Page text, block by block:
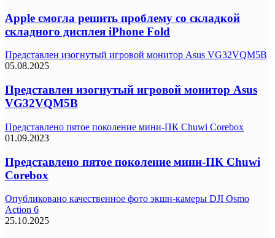
Apple смогла решить проблему со складкой
складного дисплея iPhone Fold
Представлен изогнутый игровой монитор Asus VG32VQM5B
05.08.2025
Представлен изогнутый игровой монитор Asus
VG32VQM5B
Представлено пятое поколение мини-ПК Chuwi Corebox
01.09.2023
Представлено пятое поколение мини-ПК Chuwi
Corebox
Опубликовано качественное фото экшн-камеры DJI Osmo
Action 6
25.10.2025